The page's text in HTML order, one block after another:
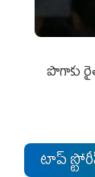
పొగాకు
టాప్